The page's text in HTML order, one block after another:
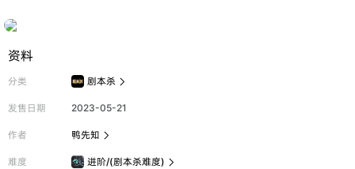
资料
分类 剧本杀 
发售日期 2023-05-21
作者 鸭先知 
难度 进阶/(剧本杀难度) 